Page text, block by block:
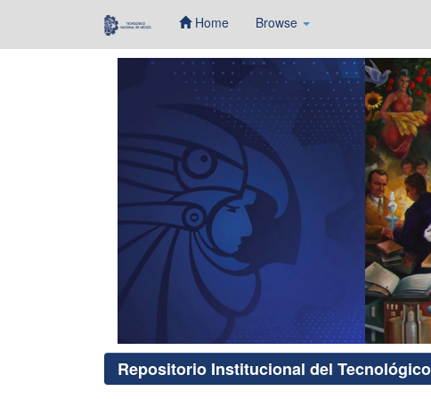
Home Browse
Repositorio Institucional del